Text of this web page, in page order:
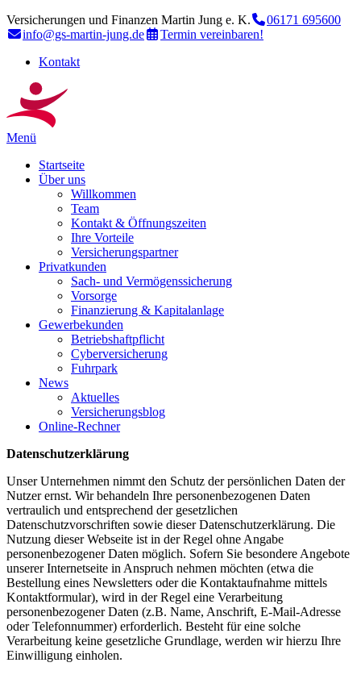
Versicherungen und Finanzen Martin Jung e. K.
06171 695600
info@gs-martin-jung.de
Termin vereinbaren!
Kontakt
Menü
Startseite
Über uns
Willkommen
Team
Kontakt & Öffnungszeiten
Ihre Vorteile
Versicherungspartner
Privatkunden
Sach- und Vermögenssicherung
Vorsorge
Finanzierung & Kapitalanlage
Gewerbekunden
Betriebshaftpflicht
Cyberversicherung
Fuhrpark
News
Aktuelles
Versicherungsblog
Online-Rechner
Datenschutzerklärung
Unser Unternehmen nimmt den Schutz der persönlichen Daten der
Nutzer ernst. Wir behandeln Ihre personenbezogenen Daten
vertraulich und entsprechend der gesetzlichen
Datenschutzvorschriften sowie dieser Datenschutzerklärung. Die
Nutzung dieser Webseite ist in der Regel ohne Angabe
personenbezogener Daten möglich. Sofern Sie besondere Angebote
unserer Internetseite in Anspruch nehmen möchten (etwa die
Bestellung eines Newsletters oder die Kontaktaufnahme mittels
Kontaktformular), wird in der Regel eine Verarbeitung
personenbezogener Daten (z.B. Name, Anschrift, E-Mail-Adresse
oder Telefonnummer) erforderlich. Besteht für eine solche
Verarbeitung keine gesetzliche Grundlage, werden wir hierzu Ihre
Einwilligung einholen.